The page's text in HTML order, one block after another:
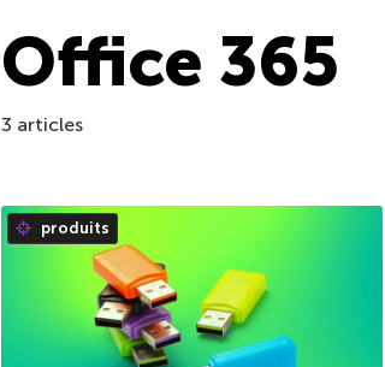
Office 365
3 articles
produits